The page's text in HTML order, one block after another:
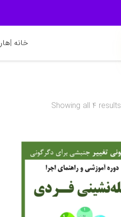
خانه |
Showing all 4 results